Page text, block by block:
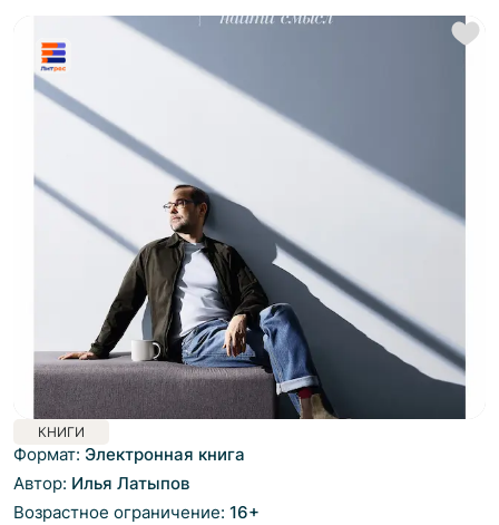
КНИГИ
Формат: Электронная книга
Автор: Илья Латыпов
Возрастное ограничение: 16+